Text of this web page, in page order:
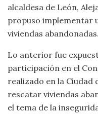
alcaldesa de León,
propuso implementar
viviendas abandonadas.
Lo anterior fue
participación en el
realizado en la Ciudad
rescatar viviendas
el tema de la